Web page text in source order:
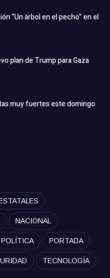
“Un árbol en el pecho” en el
plan de Trump para Gaza
muy fuertes este domingo
NACIONAL
POLÍTICA PORTADA
TECNOLOGÍA